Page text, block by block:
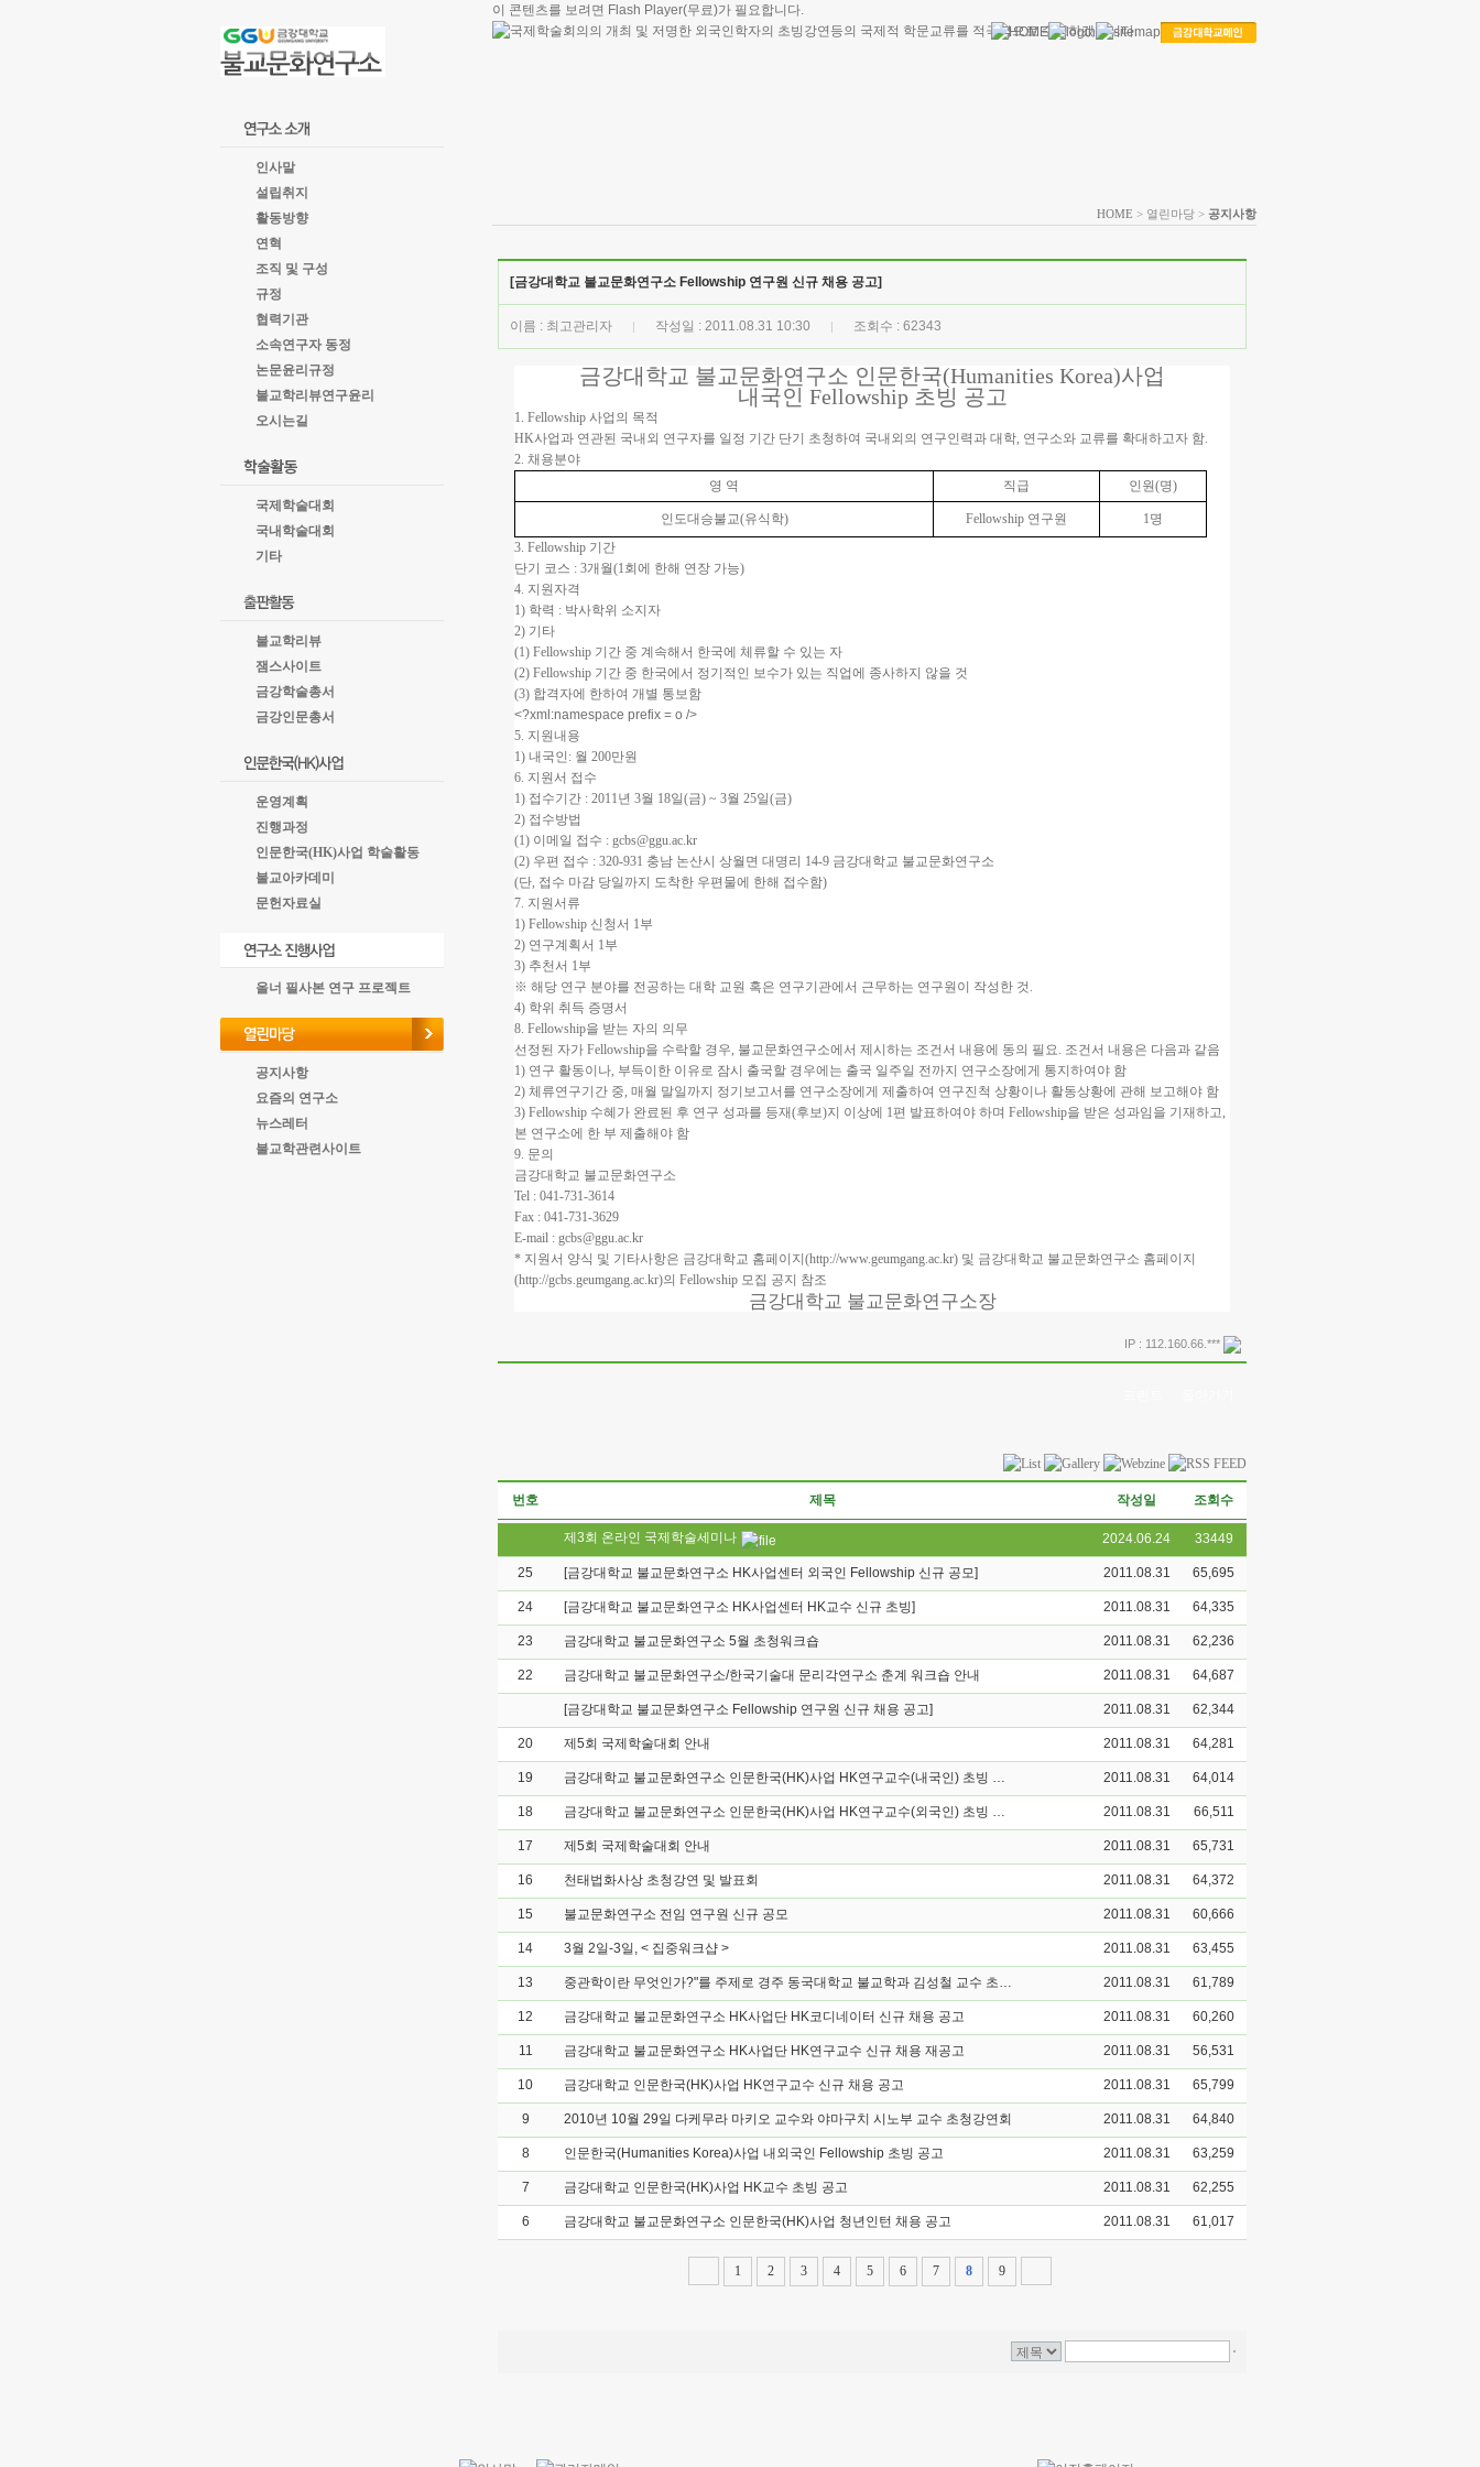
인사말
설립취지
활동방향
연혁
조직 및 구성
규정
협력기관
소속연구자 동정
논문윤리규정
불교학리뷰연구윤리
오시는길
국제학술대회
국내학술대회
기타
불교학리뷰
잼스사이트
금강학술총서
금강인문총서
운영계획
진행과정
인문한국(HK)사업 학술활동
불교아카데미
문헌자료실
올너 필사본 연구 프로젝트
공지사항
요즘의 연구소
뉴스레터
불교학관련사이트
이 콘텐츠를 보려면 Flash Player(무료)가 필요합니다.
HOME > 열린마당 > 공지사항
[금강대학교 불교문화연구소 Fellowship 연구원 신규 채용 공고]
이름 : 최고관리자 | 작성일 : 2011.08.31 10:30 | 조회수 : 62343
금강대학교 불교문화연구소 인문한국(Humanities Korea)사업
내국인 Fellowship 초빙 공고
1. Fellowship 사업의 목적
HK사업과 연관된 국내외 연구자를 일정 기간 단기 초청하여 국내외의 연구인력과 대학, 연구소와 교류를 확대하고자 함.
2. 채용분야
영 역
직급 인원(명)
인도대승불교(유식학) Fellowship 연구원
1명
3. Fellowship 기간
단기 코스 : 3개월(1회에 한해 연장 가능)
4. 지원자격
1) 학력 : 박사학위 소지자
2) 기타
(1) Fellowship 기간 중 계속해서 한국에 체류할 수 있는 자
(2) Fellowship 기간 중 한국에서 정기적인 보수가 있는 직업에 종사하지 않을 것
(3) 합격자에 한하여 개별 통보함
<?xml:namespace prefix = o />
5. 지원내용
1) 내국인: 월 200만원
6. 지원서 접수
1) 접수기간 : 2011년 3월 18일(금) ~ 3월 25일(금)
2) 접수방법
(1) 이메일 접수 : gcbs@ggu.ac.kr
(2) 우편 접수 : 320-931 충남 논산시 상월면 대명리 14-9 금강대학교 불교문화연구소
(단, 접수 마감 당일까지 도착한 우편물에 한해 접수함)
7. 지원서류
1) Fellowship 신청서 1부
2) 연구계획서 1부
3) 추천서 1부
※ 해당 연구 분야를 전공하는 대학 교원 혹은 연구기관에서 근무하는 연구원이 작성한 것.
4) 학위 취득 증명서
8. Fellowship을 받는 자의 의무
선정된 자가 Fellowship을 수락할 경우, 불교문화연구소에서 제시하는 조건서 내용에 동의 필요. 조건서 내용은 다음과 같음
1) 연구 활동이나, 부득이한 이유로 잠시 출국할 경우에는 출국 일주일 전까지 연구소장에게 통지하여야 함
2) 체류연구기간 중, 매월 말일까지 정기보고서를 연구소장에게 제출하여 연구진척 상황이나 활동상황에 관해 보고해야 함
3) Fellowship 수혜가 완료된 후 연구 성과를 등재(후보)지 이상에 1편 발표하여야 하며 Fellowship을 받은 성과임을 기재하고,
본 연구소에 한 부 제출해야 함
9. 문의
금강대학교 불교문화연구소
Tel : 041-731-3614
Fax : 041-731-3629
E-mail : gcbs@ggu.ac.kr
* 지원서 양식 및 기타사항은 금강대학교 홈페이지(http://www.geumgang.ac.kr) 및 금강대학교 불교문화연구소 홈페이지
(http://gcbs.geumgang.ac.kr)의 Fellowship 모집 공지 참조
금강대학교 불교문화연구소장
IP : 112.160.66.***
번호 제목 작성일 조회수
제3회 온라인 국제학술세미나 2024.06.24 33449
25 [금강대학교 불교문화연구소 HK사업센터 외국인 Fellowship 신규 공모] 2011.08.31 65,695
24 [금강대학교 불교문화연구소 HK사업센터 HK교수 신규 초빙] 2011.08.31 64,335
23 금강대학교 불교문화연구소 5월 초청워크숍 2011.08.31 62,236
22 금강대학교 불교문화연구소/한국기술대 문리각연구소 춘계 워크숍 안내 2011.08.31 64,687
[금강대학교 불교문화연구소 Fellowship 연구원 신규 채용 공고] 2011.08.31 62,344
20 제5회 국제학술대회 안내 2011.08.31 64,281
19 2011.08.31 64,014
18 2011.08.31 66,511
17 제5회 국제학술대회 안내 2011.08.31 65,731
16 천태법화사상 초청강연 및 발표회 2011.08.31 64,372
15 불교문화연구소 전임 연구원 신규 공모 2011.08.31 60,666
14 3월 2일-3일, < 집중워크샵 > 2011.08.31 63,455
13 2011.08.31 61,789
12 금강대학교 불교문화연구소 HK사업단 HK코디네이터 신규 채용 공고 2011.08.31 60,260
11 금강대학교 불교문화연구소 HK사업단 HK연구교수 신규 채용 재공고 2011.08.31 56,531
10 금강대학교 인문한국(HK)사업 HK연구교수 신규 채용 공고 2011.08.31 65,799
9 2010년 10월 29일 다케무라 마키오 교수와 야마구치 시노부 교수 초청강연회 2011.08.31 64,840
8 인문한국(Humanities Korea)사업 내외국인 Fellowship 초빙 공고 2011.08.31 63,259
7 금강대학교 인문한국(HK)사업 HK교수 초빙 공고 2011.08.31 62,255
6 금강대학교 불교문화연구소 인문한국(HK)사업 청년인턴 채용 공고 2011.08.31 61,017
1 2 3 4 5 6 7 8 9